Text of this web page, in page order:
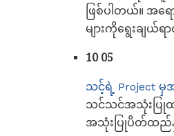
ဖြစ်ပါတယ်။ အ
များကိုရွေးချယ်
10 05
သင့်ရဲ့ Project မှ
သင်သင်အသုံးပြုထ
အသုံးပြုပိတ်ထည်နှ